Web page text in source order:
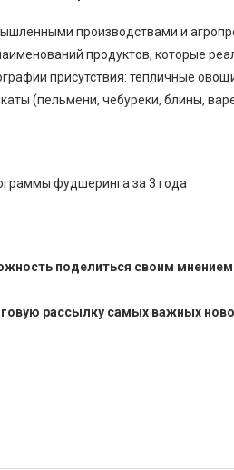
производствами и
продуктов, которые
присутствия: тепличные
(пельмени, чебуреки, блины,
фудшеринга за 3 года
поделиться своим
рассылку самых важных